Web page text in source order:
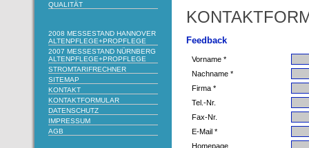
QUALITÄT
2008 MESSESTAND HANNOVER
ALTENPFLEGE+PROPFLEGE
2007 MESSESTAND NÜRNBERG
ALTENPFLEGE+PROPFLEGE
STROMTARIFRECHNER
SITEMAP
KONTAKT
KONTAKTFORMULAR
DATENSCHUTZ
IMPRESSUM
AGB
Feedback
Vorname *
Nachname *
Firma *
Tel.-Nr.
Fax-Nr.
E-Mail *
Homepage